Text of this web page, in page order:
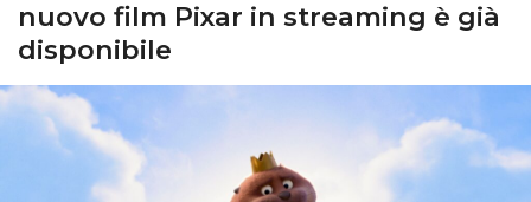
nuovo film Pixar in streaming è già
disponibile